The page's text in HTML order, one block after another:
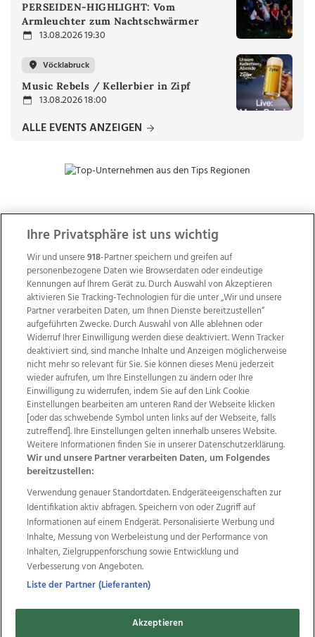
PERSEIDEN-HIGHLIGHT: Vom
Armleuchter zum Nachtschwärmer
13.08.2026 19:30
Vöcklabruck
Music Rebels / Kellerbier in Zipf
13.08.2026 18:00
ALLE EVENTS ANZEIGEN
ZUR NACHRICHTENÜBERSICHT
Wir über uns Mediadaten Kontakt
Jobs
Datenschutz
Impressum
AGB Anzeigekunden
AGB Website
Ehrenkodex Politische Werbung
Weitere Angebote des Medienhauses Wimmer
TV1 di-mog-i.at OÖNow
Ischler Woche
Life Radio
OÖNachrichten
OÖN Immobilien
OÖN Karriere
OÖN Reise
Promenaden Galerien
Regionaljobs
wasistlos.at
Copyrights © 2026 Tips Zeitungs GmbH & Co KG
Ihre Privatsphäre ist uns wichtig
Wir und unsere918-Partner speichern und greifen auf
personenbezogene Daten wie Browserdaten oder eindeutige
Kennungen auf Ihrem Gerät zu. Durch Auswahl von Akzeptieren
aktivieren Sie Tracking-Technologien für die unter „Wir und unsere
Partner verarbeiten Daten, um Ihnen Dienste bereitzustellen“
aufgeführten Zwecke. Durch Auswahl von Alle ablehnen oder
Widerruf Ihrer Einwilligung werden diese deaktiviert. Wenn Tracker
deaktiviert sind, sind manche Inhalte und Anzeigen möglicherweise
nicht mehr so relevant für Sie. Sie können dieses Menü jederzeit
wieder aufrufen, um Ihre Einstellungen zu ändern oder Ihre
Einwilligung zu widerrufen, indem Sie auf den Link Cookie
Einstellungen bearbeiten am unteren Rand der Webseite klicken
[oder das schwebende Symbol unten links auf der Webseite, falls
zutreffend]. Ihre Einstellungen gelten innerhalb unseres Website.
Weitere Informationen finden Sie in unserer Datenschutzerklärung.
Wir und unsere Partner verarbeiten Daten, um Folgendes
bereitzustellen:
Verwendung genauer Standortdaten. Endgeräteeigenschaften zur
Identifikation aktiv abfragen. Speichern von oder Zugriff auf
Informationen auf einem Endgerät. Personalisierte Werbung und
Inhalte, Messung von Werbeleistung und der Performance von
Inhalten, Zielgruppenforschung sowie Entwicklung und
Verbesserung von Angeboten.
Liste der Partner (Lieferanten)
Akzeptieren